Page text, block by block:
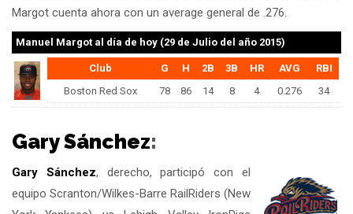
Margot cuenta ahora con un average general de .276.
Manuel Margot al día de hoy (29 de Julio del año 2015)
Club G H 2B 3B HR AVG
RBI
Boston Red Sox
78 86 14 8 4 0.276 34
Gary Sánchez:
Gary Sánchez, derecho, participó con el
equipo Scranton/Wilkes-Barre RailRiders (New